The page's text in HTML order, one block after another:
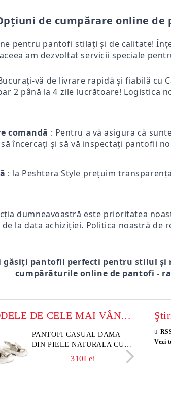
de cumpărare online de
pentru pantofi stilați și de calitate!
am dezvoltat servicii speciale
vă de livrare rapidă și fiabilă cu
2 până la 4 zile lucrătoare! Logistica
comandă : Pentru a vă asigura că
încercați și să vă inspectați pantofii
: la Peshtera Style prețuim
dumneavoastră este prioritatea
la data achiziției. Politica noastră
găsiți pantofii perfecti pentru stilul
cumpărăturile online de pantofi -
Mocasini damă din piele
întoarsă naturală maro închis –
Vero Lume
342Lei
MODELE DE CELE MAI VÂNZATE
PANTOFI CASUAL DAMA
DIN PIELE NATURALA CU
IMPRIMEU FLORAL -
310Lei
Vezi